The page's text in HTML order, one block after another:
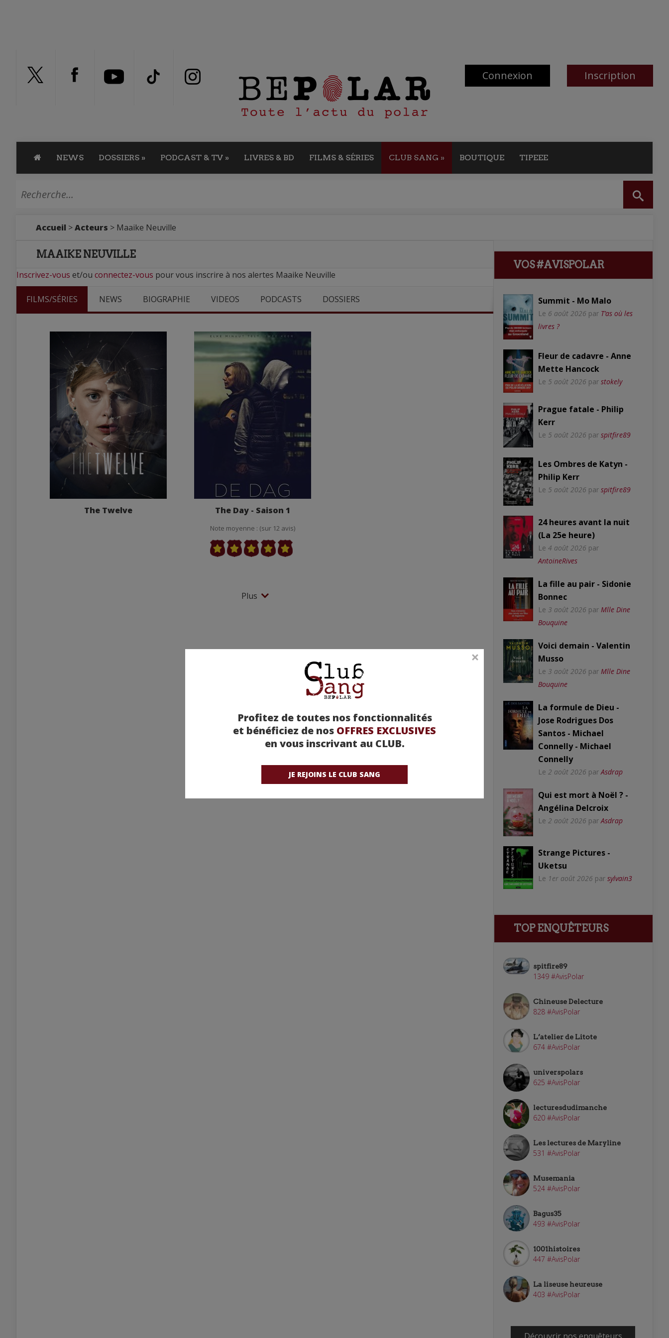
Connexion Inscription
NEWS DOSSIERS » PODCAST & TV » LIVRES & BD FILMS & SÉRIES CLUB SANG » BOUTIQUE TIPEEE
Profitez de toutes nos fonctionnalités
et bénéficiez de nos OFFRES EXCLUSIVES
en vous inscrivant au CLUB.
JE REJOINS LE CLUB SANG
Accueil >Acteurs > Maaike Neuville
MAAIKE NEUVILLE
Inscrivez-vous et/ou connectez-vous pour vous inscrire à nos alertes Maaike Neuville
FILMS/SÉRIES NEWS BIOGRAPHIE VIDEOS PODCASTS DOSSIERS
The Twelve The Day - Saison 1
Note moyenne : (sur 12 avis)
Plus
VOS #AVISPOLAR
Summit - Mo Malo
Le 6 août 2026 par T’as où les
livres ?
Fleur de cadavre - Anne
Mette Hancock
Le 5 août 2026 par stokely
Prague fatale - Philip
Kerr
Le 5 août 2026 par spitfire89
Les Ombres de Katyn -
Philip Kerr
Le 5 août 2026 par spitfire89
24 heures avant la nuit
(La 25e heure)
Le 4 août 2026 par
AntoineRives
La fille au pair - Sidonie
Bonnec
Le 3 août 2026 par Mlle Dine
Bouquine
Voici demain - Valentin
Musso
Le 3 août 2026 par Mlle Dine
Bouquine
La formule de Dieu -
Jose Rodrigues Dos
Santos - Michael
Connelly - Michael
Connelly
Le 2 août 2026 par Asdrap
Qui est mort à Noël ? -
Angélina Delcroix
Le 2 août 2026 par Asdrap
Strange Pictures -
Uketsu
Le 1er août 2026 par sylvain3
TOP ENQUÊTEURS
spitfire89
1349 #AvisPolar
Chineuse Delecture
828 #AvisPolar
L’atelier de Litote
674 #AvisPolar
universpolars
625 #AvisPolar
lecturesdudimanche
620 #AvisPolar
Les lectures de Maryline
531 #AvisPolar
Musemania
524 #AvisPolar
Bagus35
493 #AvisPolar
1001histoires
447 #AvisPolar
La liseuse heureuse
403 #AvisPolar